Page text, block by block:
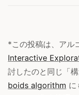
*この投稿は、アル
Interactive
討したのと同じ「
boids algorithm に